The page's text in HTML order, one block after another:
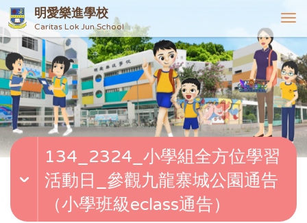
明愛樂進學校
Caritas Lok Jun School
T
o
g
g
l
e
n
v
i
134_2324_小學組全方位學習
活動日_參觀九龍寨城公園通告
（小學班級eclass通告）